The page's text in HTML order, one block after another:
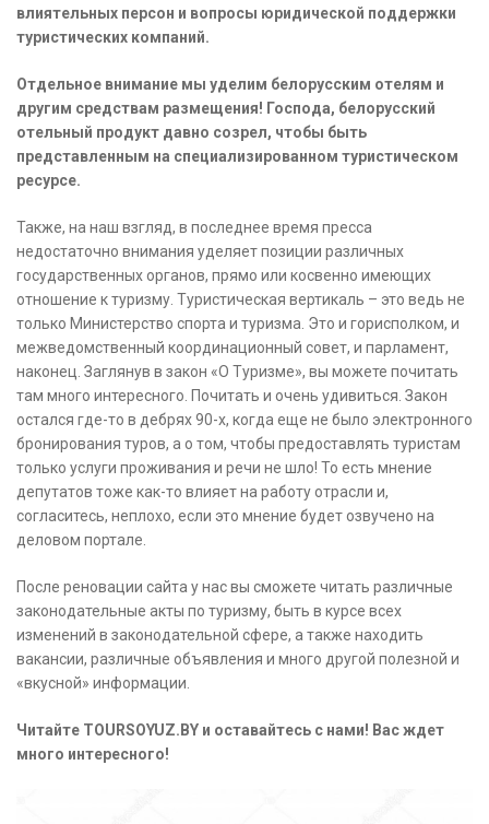
влиятельных персон и вопросы юридической поддержки
туристических компаний.
Отдельное внимание мы уделим белорусским отелям и
другим средствам размещения! Господа, белорусский
отельный продукт давно созрел, чтобы быть
представленным на специализированном туристическом
ресурсе.
Также, на наш взгляд, в последнее время пресса
недостаточно внимания уделяет позиции различных
государственных органов, прямо или косвенно имеющих
отношение к туризму. Туристическая вертикаль – это ведь не
только Министерство спорта и туризма. Это и горисполком, и
межведомственный координационный совет, и парламент,
наконец. Заглянув в закон «О Туризме», вы можете почитать
там много интересного. Почитать и очень удивиться. Закон
остался где-то в дебрях 90-х, когда еще не было электронного
бронирования туров, а о том, чтобы предоставлять туристам
только услуги проживания и речи не шло! То есть мнение
депутатов тоже как-то влияет на работу отрасли и,
согласитесь, неплохо, если это мнение будет озвучено на
деловом портале.
После реновации сайта у нас вы сможете читать различные
законодательные акты по туризму, быть в курсе всех
изменений в законодательной сфере, а также находить
вакансии, различные объявления и много другой полезной и
«вкусной» информации.
Читайте TOURSOYUZ.BY и оставайтесь с нами! Вас ждет
много интересного!